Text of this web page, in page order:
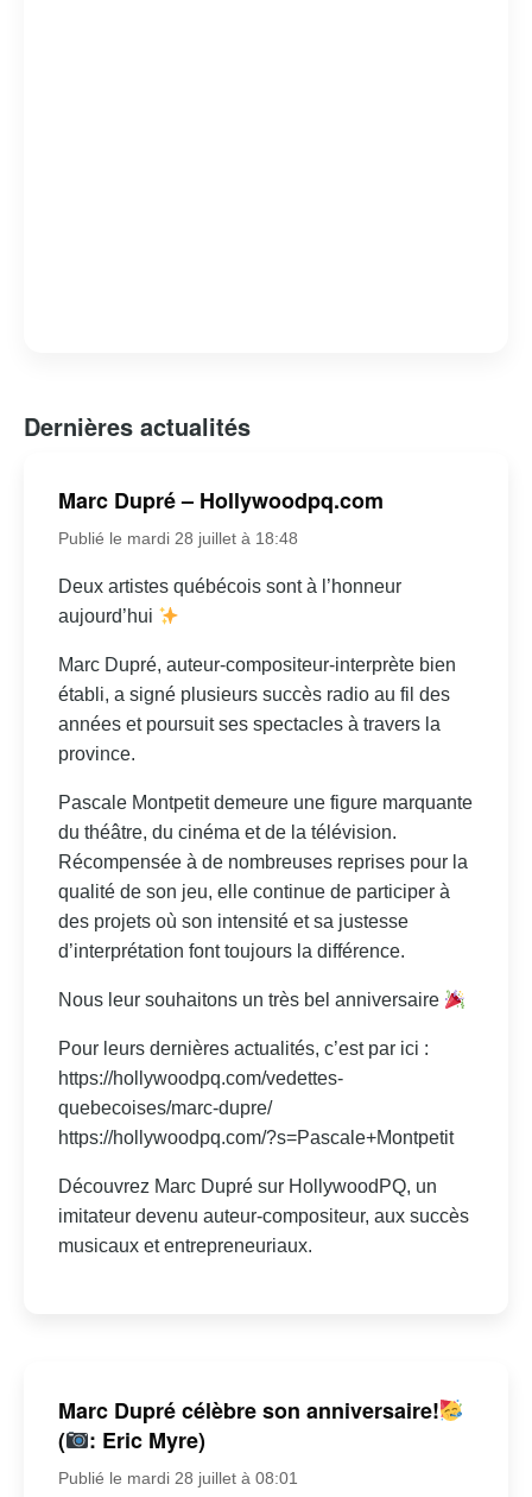
Dernières actualités
Marc Dupré – Hollywoodpq.com
Publié le mardi 28 juillet à 18:48
Deux artistes québécois sont à l’honneur
aujourd’hui
Marc Dupré, auteur-compositeur-interprète bien
établi, a signé plusieurs succès radio au fil des
années et poursuit ses spectacles à travers la
province.
Pascale Montpetit demeure une figure marquante
du théâtre, du cinéma et de la télévision.
Récompensée à de nombreuses reprises pour la
qualité de son jeu, elle continue de participer à
des projets où son intensité et sa justesse
d’interprétation font toujours la différence.
Nous leur souhaitons un très bel anniversaire
Pour leurs dernières actualités, c’est par ici :
https://hollywoodpq.com/vedettes-
quebecoises/marc-dupre/
https://hollywoodpq.com/?s=Pascale+Montpetit
Découvrez Marc Dupré sur HollywoodPQ, un
imitateur devenu auteur-compositeur, aux succès
musicaux et entrepreneuriaux.
Marc Dupré célèbre son anniversaire!
(
: Eric Myre)
Publié le mardi 28 juillet à 08:01